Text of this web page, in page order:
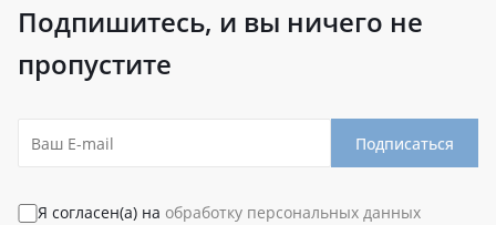
Подпишитесь, и вы ничего не
пропустите
Подписаться
Я согласен(а) на обработку персональных данных